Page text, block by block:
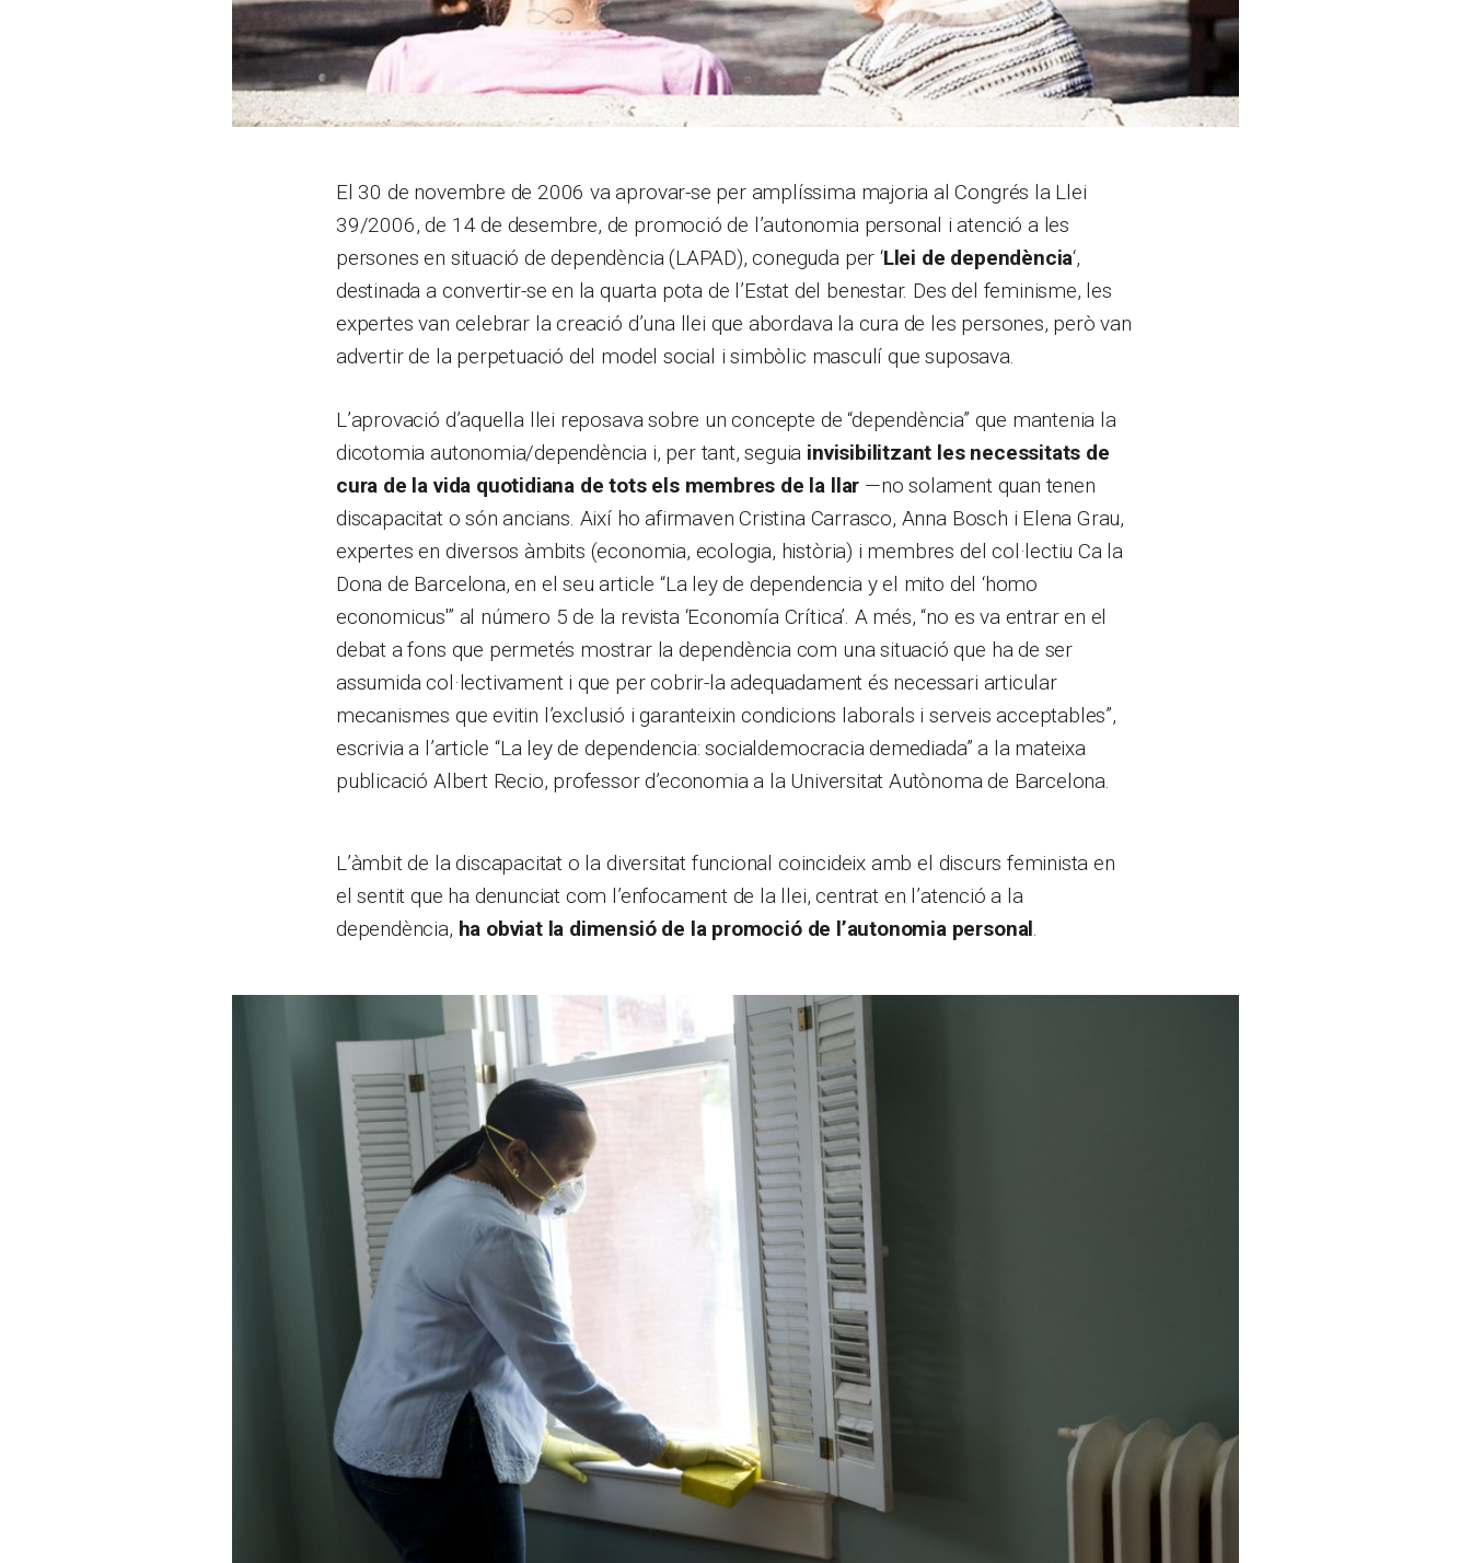
El 30 de novembre de 2006 va aprovar-se per amplíssima majoria al Congrés la Llei
39/2006, de 14 de desembre, de promoció de l’autonomia personal i atenció a les
persones en situació de dependència (LAPAD), coneguda per ‘Llei de dependència‘,
destinada a convertir-se en la quarta pota de l’Estat del benestar. Des del feminisme, les
expertes van celebrar la creació d’una llei que abordava la cura de les persones, però van
advertir de la perpetuació del model social i simbòlic masculí que suposava.
L’aprovació d’aquella llei reposava sobre un concepte de “dependència” que mantenia la
dicotomia autonomia/dependència i, per tant, seguia invisibilitzant les necessitats de
cura de la vida quotidiana de tots els membres de la llar —no solament quan tenen
discapacitat o són ancians. Així ho afirmaven Cristina Carrasco, Anna Bosch i Elena Grau,
expertes en diversos àmbits (economia, ecologia, història) i membres del col·lectiu Ca la
Dona de Barcelona, en el seu article “La ley de dependencia y el mito del ‘homo
economicus'” al número 5 de la revista ‘Economía Crítica’. A més, “no es va entrar en el
debat a fons que permetés mostrar la dependència com una situació que ha de ser
assumida col·lectivament i que per cobrir-la adequadament és necessari articular
mecanismes que evitin l’exclusió i garanteixin condicions laborals i serveis acceptables”,
escrivia a l’article “La ley de dependencia: socialdemocracia demediada” a la mateixa
publicació Albert Recio, professor d’economia a la Universitat Autònoma de Barcelona.
L’àmbit de la discapacitat o la diversitat funcional coincideix amb el discurs feminista en
el sentit que ha denunciat com l’enfocament de la llei, centrat en l’atenció a la
dependència, ha obviat la dimensió de la promoció de l’autonomia personal.